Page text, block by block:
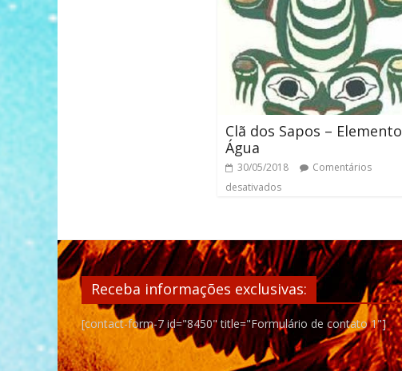
Clã dos Sapos – Elemento
Água
30/05/2018
Comentários
desativados
Receba informações exclusivas:
[contact-form-7 id="8450" title="Formulário de contato 1"]